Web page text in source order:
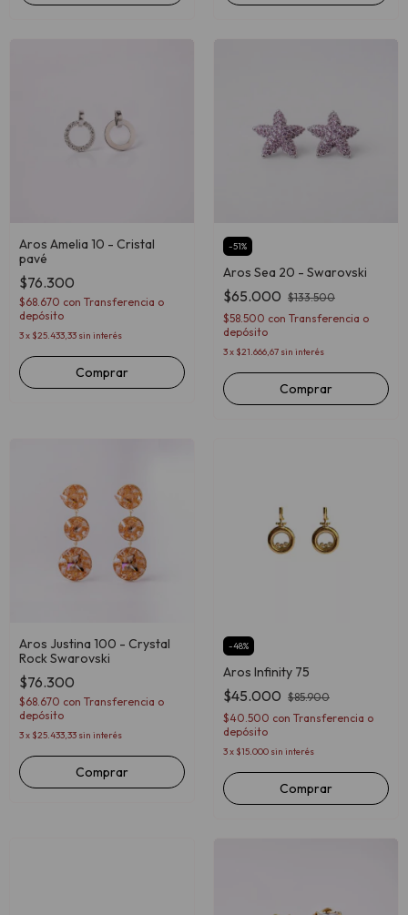
Aros Amelia 10 - Cristal
pavé
$76.300
$68.670 con Transferencia o
depósito
3x $25.433,33 sin interés
Comprar
-51%
Aros Sea 20 - Swarovski
$65.000 $133.500
$58.500 con Transferencia o
depósito
3x $21.666,67 sin interés
Aros Justina 100 - Crystal
Rock Swarovski
$76.300
$68.670 con Transferencia o
depósito
3x $25.433,33 sin interés
-48%
Aros Infinity 75
$45.000 $85.900
$40.500 con Transferencia o
depósito
3x $15.000 sin interés